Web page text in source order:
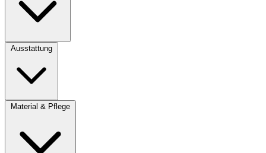
Ausstattung
Material & Pflege